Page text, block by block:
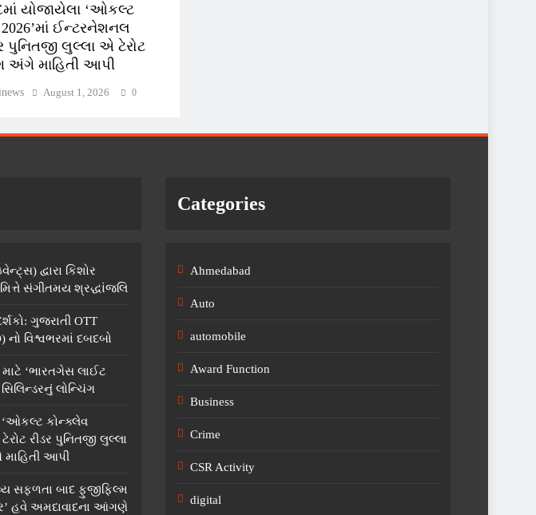
યોજાયેલા ‘ઓકલ્ટ
ઈન્ટરનેશનલ
પુનિતજી લુલ્લા એ ટેરોટ
અંગે માહિતી આપી
August 1, 2026 0
દ્વારા કિશોર
સંગીતમય શ્રદ્ધાંજલિ
ગુજરાતી OTT
નો વિશ્વભરમાં દબદબો
માટે ‘ભારતગેસ લાઈટ
લોન્ચિંગ
‘ઓકલ્ટ કોન્ક્લેવ
રીડર પુનિતજી લુલ્લા
માહિતી આપી
સફળતા બાદ ફુજીફિલ્મ
હવે અમદાવાદના આંગણે
Categories
Ahmedabad
Auto
automobile
Award Function
Business
Crime
CSR Activity
digital